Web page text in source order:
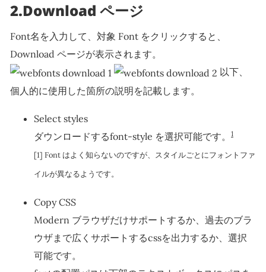
2.Download ページ
Font名を入力して、対象 Font をクリックすると、
Download ページが表示されます。
以下、
個人的に使用した箇所の説明を記載します。
Select styles
ダウンロードするfont-style を選択可能です。
1
[1] Font はよく知らないのですが、スタイルごとにフォントファ
イルが異なるようです。
Copy CSS
Modern ブラウザだけサポートするか、過去のブラ
ウザまで広くサポートするcssを出力するか、選択
可能です。